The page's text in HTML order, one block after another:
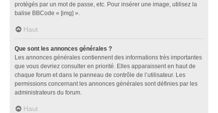
protégés par un mot de passe, etc. Pour insérer une image, utilisez la
balise BBCode « [img] ».
Haut
Que sont les annonces générales ?
Les annonces générales contiennent des informations très importantes
que vous devriez consulter en priorité. Elles apparaissent en haut de
chaque forum et dans le panneau de contrôle de l’utilisateur. Les
permissions concernant les annonces générales sont définies par les
administrateurs du forum.
Haut